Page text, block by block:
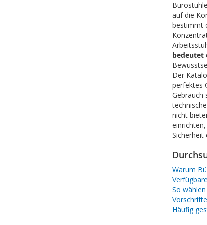
auf die
bestimmt
bedeutet
Der
perfektes
Gebrauch
nicht
Sicherheit
Warum
So
Häufig